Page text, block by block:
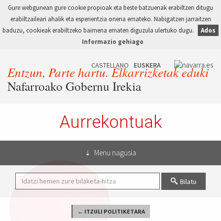
Gure webgunean gure cookie propioak eta beste batzuenak erabiltzen ditugu
erabiltzaileari ahalik eta esperientzia onena emateko. Nabigatzen jarraitzen
baduzu, cookieak erabiltzeko baimena ematen diguzula ulertuko dugu.
Ados
Informazio gehiago
Entzun, Parte hartu. Elkarrizketak eduki
Nafarroako Gobernu Irekia
Aurrekontuak
Menu nagusia
Bilatu
← ITZULI POLITIKETARA